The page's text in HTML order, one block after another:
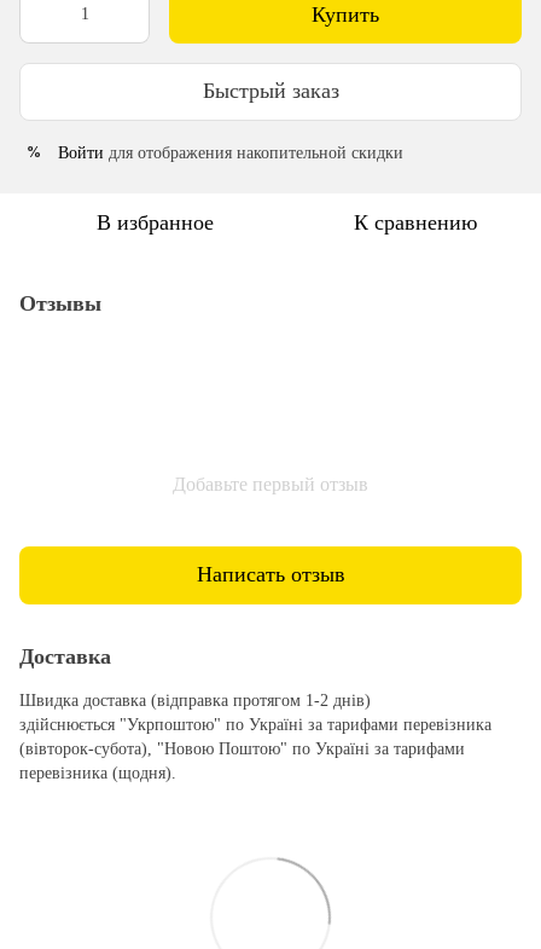
Купить
Быстрый заказ
% Войти для отображения накопительной скидки
В избранное К сравнению
Отзывы
Добавьте первый отзыв
Написать отзыв
Доставка
Швидка доставка (відправка протягом 1-2 днів)
здійснюється "Укрпоштою" по Україні за тарифами перевізника
(вівторок-субота), "Новою Поштою" по Україні за тарифами
перевізника (щодня).